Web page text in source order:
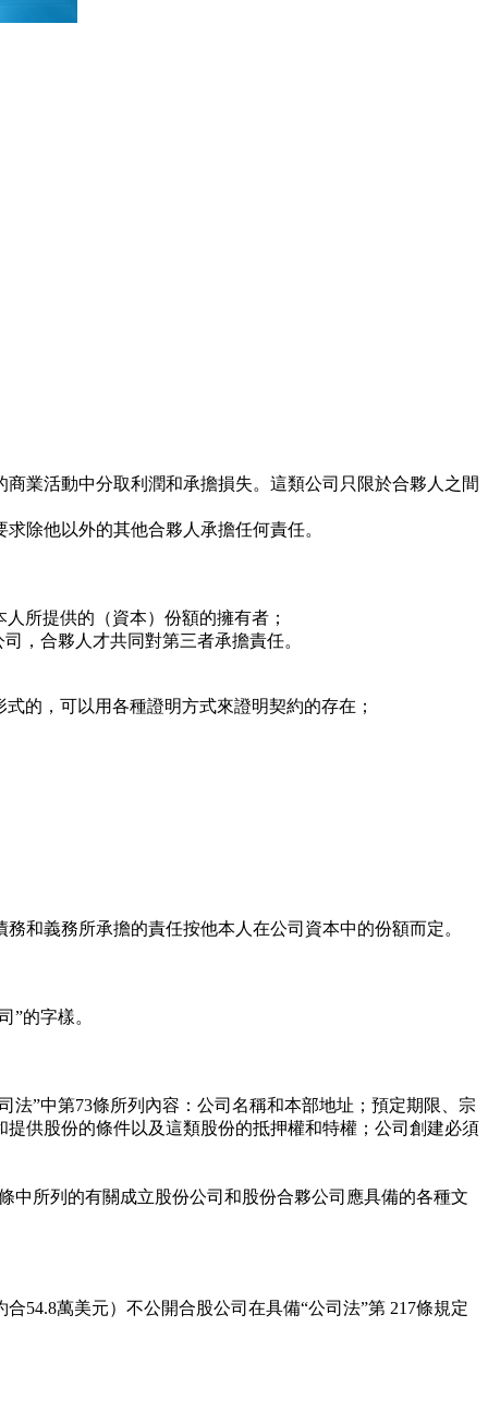
活動中分取利潤和承擔損失。這類公司只限於合夥人之間
除他以外的其他合夥人承擔任何責任。
提供的（資本）份額的擁有者；
合夥人才共同對第三者承擔責任。
，可以用各種證明方式來證明契約的存在；
義務所承擔的責任按他本人在公司資本中的份額而定。
的字樣。
”中第73條所列內容：公司名稱和本部地址；預定期限、宗
供股份的條件以及這類股份的抵押權和特權；公司創建必須
所列的有關成立股份公司和股份合夥公司應具備的各種文
萬美元）不公開合股公司在具備“公司法”第 217條規定